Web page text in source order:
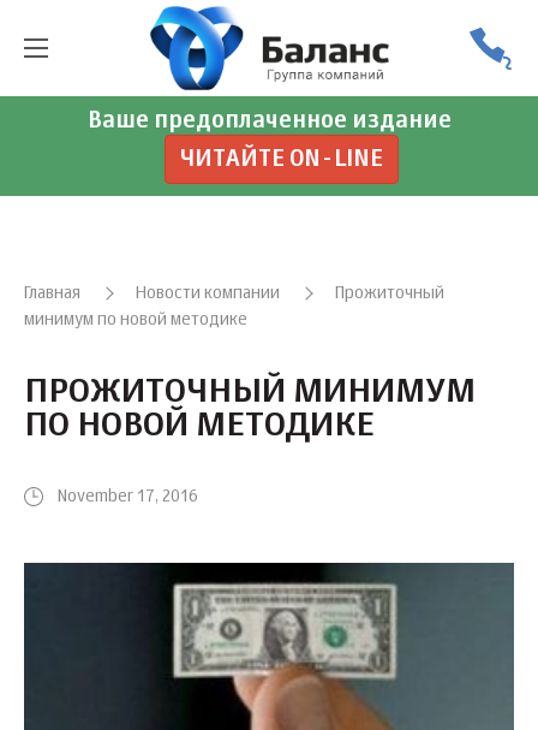
Ваше предоплаченное издание
ЧИТАЙТЕ ON-LINE
Главная Новости компании
Прожиточный
минимум по новой методике
ПРОЖИТОЧНЫЙ МИНИМУМ
ПО НОВОЙ МЕТОДИКЕ
November 17, 2016